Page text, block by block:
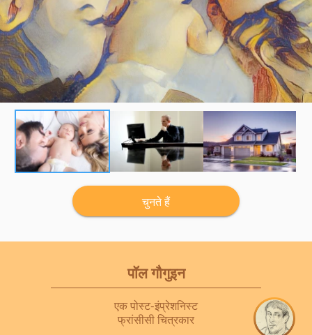
चुनते हैं
पॉल गौगुइन
एक पोस्ट-इंप्रेशनिस्ट
फ्रांसीसी चित्रकार